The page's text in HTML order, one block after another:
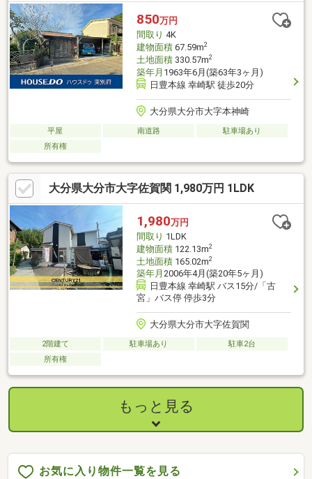
850万円
間取り 4K
建物面積67.59m2
土地面積330.57m2
築年月 1963年6月(築63年3ヶ月)
日豊本線 幸崎駅 徒歩20分
大分県大分市大字本神崎
平屋 南道路
駐車場あり
所有権
大分県大分市大字佐賀関 1,980万円 1LDK
1,980万円
間取り 1LDK
建物面積122.13m2
土地面積165.02m2
築年月 2006年4月(築20年5ヶ月)
日豊本線 幸崎駅 バス15分/「古
宮」バス停 停歩3分
大分県大分市大字佐賀関
2階建て 駐車場あり
駐車2台
所有権
もっと見る
お気に入り物件一覧を見る